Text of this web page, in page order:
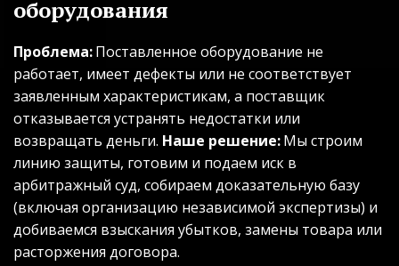
оборудования
Проблема: Поставленное оборудование не
работает, имеет дефекты или не соответствует
заявленным характеристикам, а поставщик
отказывается устранять недостатки или
возвращать деньги. Наше решение: Мы строим
линию защиты, готовим и подаем иск в
арбитражный суд, собираем доказательную базу
(включая организацию независимой экспертизы) и
добиваемся взыскания убытков, замены товара или
расторжения договора.